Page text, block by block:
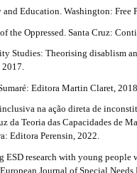
and Education. Washington: Free
the Oppressed. Santa Cruz:
Studies: Theorising disablism
2017.
Editora Martin Claret, 2018.
na ação direta de
da Teoria das Capacidades de
Editora Perensin, 2022.
ESD research with young people
Journal of Special Needs